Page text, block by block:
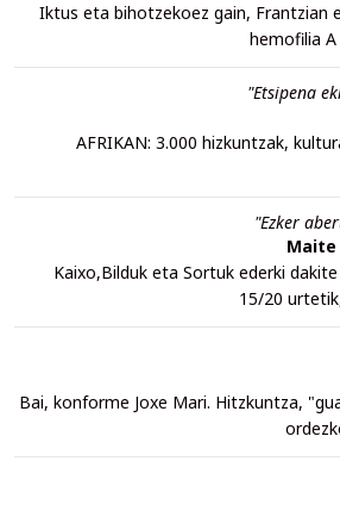
Iktus eta bihotzekoez gain, Frantzian
hemofilia
"Etsipena
AFRIKAN: 3.000 hizkuntzak,
"Ezker
Maite
Kaixo,Bilduk eta Sortuk ederki
15/20
Bai, konforme Joxe Mari. Hitzkuntza,